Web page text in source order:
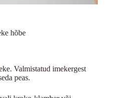
hõbe
Valmistatud imekergest
peas.